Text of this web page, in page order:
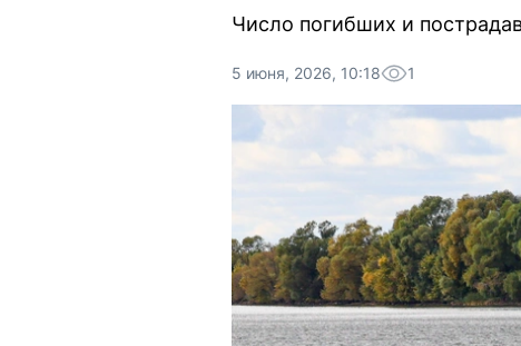
Число погибших и
5 июня, 2026, 10:18 1